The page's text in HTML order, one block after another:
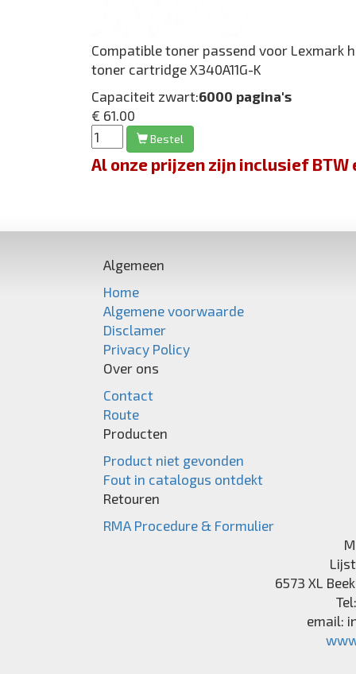
Compatible toner passend voor Lexmark
toner cartridge X340A11G-K
Capaciteit zwart:6000 pagina's
€ 61.00
Bestel
Al onze prijzen zijn inclusief
Algemeen
Home
Algemene voorwaarde
Disclamer
Privacy Policy
Over ons
Contact
Route
Producten
Product niet gevonden
Fout in catalogus ontdekt
Retouren
RMA Procedure & Formulier
6573 XL
email: